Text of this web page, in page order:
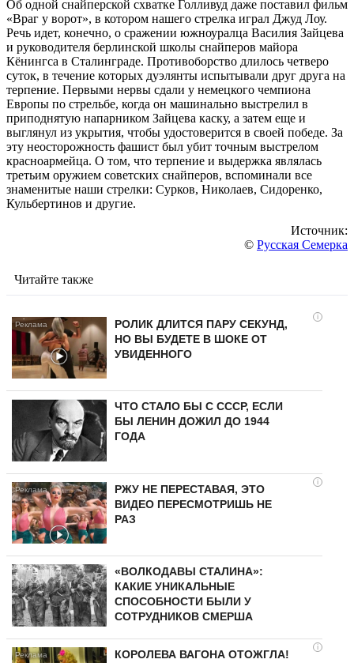
Об одной снайперской схватке Голливуд даже поставил фильм
«Враг у ворот», в котором нашего стрелка играл Джуд Лоу.
Речь идет, конечно, о сражении южноуралца Василия Зайцева
и руководителя берлинской школы снайперов майора
Кёнингса в Сталинграде. Противоборство длилось четверо
суток, в течение которых дуэлянты испытывали друг друга на
терпение. Первыми нервы сдали у немецкого чемпиона
Европы по стрельбе, когда он машинально выстрелил в
приподнятую напарником Зайцева каску, а затем еще и
выглянул из укрытия, чтобы удостоверится в своей победе. За
эту неосторожность фашист был убит точным выстрелом
красноармейца. О том, что терпение и выдержка являлась
третьим оружием советских снайперов, вспоминали все
знаменитые наши стрелки: Сурков, Николаев, Сидоренко,
Кульбертинов и другие.
Источник:
© Русская Семерка
Читайте также
i
РОЛИК ДЛИТСЯ ПАРУ СЕКУНД,
НО ВЫ БУДЕТЕ В ШОКЕ ОТ
УВИДЕННОГО
ЧТО СТАЛО БЫ С СССР, ЕСЛИ
БЫ ЛЕНИН ДОЖИЛ ДО 1944
ГОДА
i
РЖУ НЕ ПЕРЕСТАВАЯ, ЭТО
ВИДЕО ПЕРЕСМОТРИШЬ НЕ
РАЗ
«ВОЛКОДАВЫ СТАЛИНА»:
КАКИЕ УНИКАЛЬНЫЕ
СПОСОБНОСТИ БЫЛИ У
СОТРУДНИКОВ СМЕРША
i
КОРОЛЕВА ВАГОНА ОТОЖГЛА!